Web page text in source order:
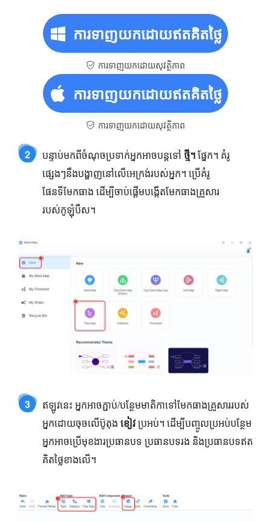
ការ​ទាញ​យក​ដោយ​ឥត​គិត​ថ្លៃ
ការទាញយកដោយសុវត្ថិភាព
ការ​ទាញ​យក​ដោយ​ឥត​គិត​ថ្លៃ
ការទាញយកដោយសុវត្ថិភាព
2 បន្ទាប់មកពីចំណុចប្រទាក់អ្នកអាចបន្តទៅ ថ្មី។ផ្នែក។ គំរូ
ផ្សេងៗនឹងបង្ហាញនៅលើអេក្រង់របស់អ្នក។ ប្រើគំរូ
ផែនទីមែកធាង ដើម្បីចាប់ផ្តើមបង្កើតមែកធាងគ្រួសារ
របស់កូឡុំបឺស។
3
ឥឡូវនេះ អ្នកអាចភ្ជាប់/បន្ថែមមាតិកាទៅមែកធាងគ្រួសាររបស់
អ្នកដោយចុចលើប៊ូតុង ខៀវប្រអប់។ ដើម្បីបញ្ចូលប្រអប់បន្ថែម
អ្នកអាចប្រើមុខងារប្រធានបទ ប្រធានបទរង និងប្រធានបទឥត
គិតថ្លៃខាងលើ។